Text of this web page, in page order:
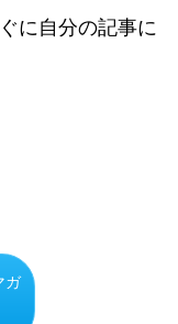
に自分の記事に
ガ